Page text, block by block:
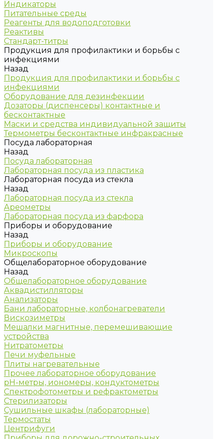
Индикаторы
Питательные среды
Реагенты для водоподготовки
Реактивы
Стандарт-титры
Продукция для профилактики и борьбы с
инфекциями
Назад
Продукция для профилактики и борьбы с
инфекциями
Оборудование для дезинфекции
Дозаторы (диспенсеры) контактные и
бесконтактные
Маски и средства индивидуальной защиты
Термометры бесконтактные инфракрасные
Посуда лабораторная
Назад
Посуда лабораторная
Лабораторная посуда из пластика
Лабораторная посуда из стекла
Назад
Лабораторная посуда из стекла
Ареометры
Лабораторная посуда из фарфора
Приборы и оборудование
Назад
Приборы и оборудование
Микроскопы
Общелабораторное оборудование
Назад
Общелабораторное оборудование
Аквадистилляторы
Анализаторы
Бани лабораторные, колбонагреватели
Вискозиметры
Мешалки магнитные, перемешивающие
устройства
Нитратометры
Печи муфельные
Плиты нагревательные
Прочее лабораторное оборудование
рН-метры, иономеры, кондуктометры
Спектрофотометры и рефрактометры
Стерилизаторы
Сушильные шкафы (лабораторные)
Термостаты
Центрифуги